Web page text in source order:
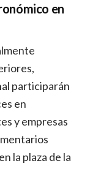
en
participarán
en
y empresas
la plaza de la